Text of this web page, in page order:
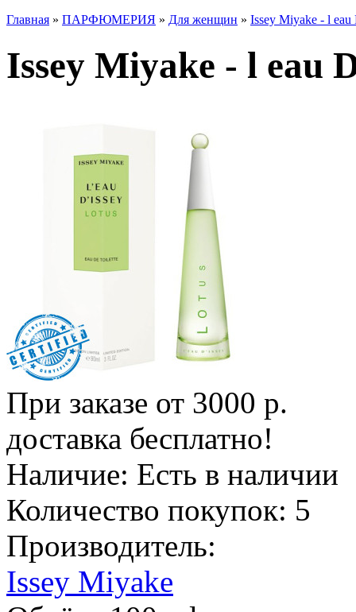
Главная » ПАРФЮМЕРИЯ » Для женщин » Issey Miyake - l eau
Issey Miyake - l eau
При заказе от 3000 р.
доставка бесплатно!
Наличие: Есть в наличии
Количество покупок: 5
Производитель:
Issey Miyake